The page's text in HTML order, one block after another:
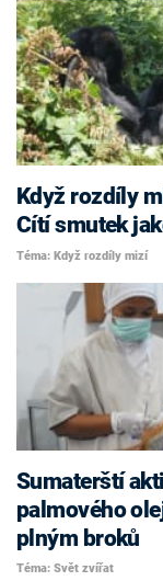
Když rozdíly
Cítí smutek
Téma: Když rozdíly mizí
Sumaterští
palmového
plným broků
Téma: Svět zvířat